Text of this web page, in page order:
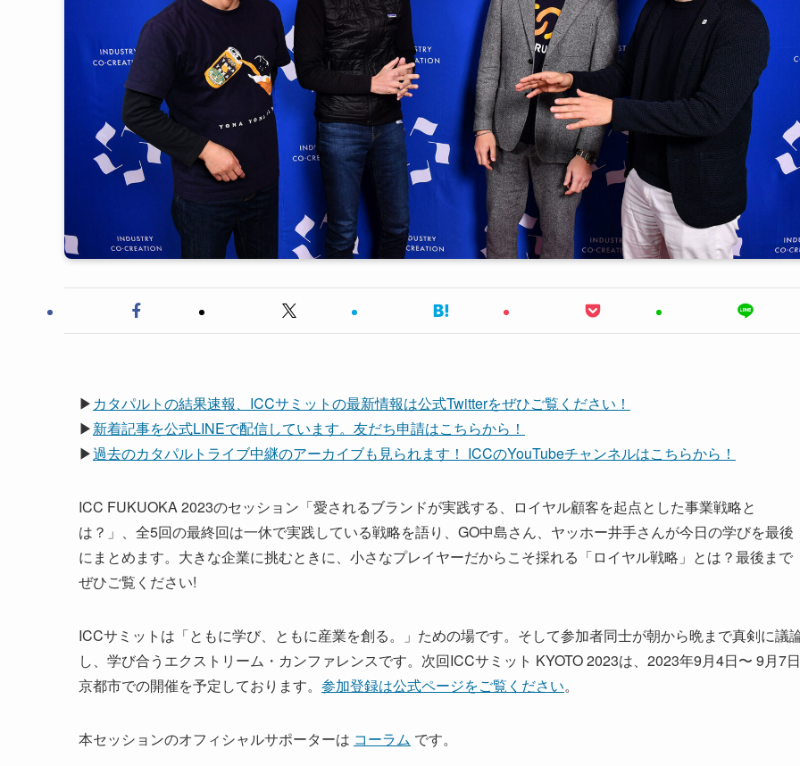
▶ カタパルトの結果速報、ICCサミットの最新情報は公式Twitterをぜひご覧ください！
▶新着記事を公式LINEで配信しています。友だち申請はこちらから！
▶過去のカタパルトライブ中継のアーカイブも見られます！ ICCのYouTubeチャンネルはこちらから！
ICC FUKUOKA 2023のセッション「愛されるブランドが実践する、ロイヤル顧客を起点とした事業戦略と
は？」、全5回の最終回は一休で実践している戦略を語り、GO中島さん、ヤッホー井手さんが今日の学びを最後
にまとめます。大きな企業に挑むときに、小さなプレイヤーだからこそ採れる「ロイヤル戦略」とは？最後まで
ぜひご覧ください!
ICCサミットは「ともに学び、ともに産業を創る。」ための場です。そして参加者同士が朝から晩まで真剣に議
し、学び合うエクストリーム・カンファレンスです。次回ICCサミット KYOTO 2023は、2023年9月4日〜 9月7日
京都市での開催を予定しております。 参加登録は公式ページをご覧ください。
本セッションのオフィシャルサポーターは コーラム です。